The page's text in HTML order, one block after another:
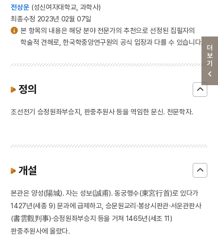
더보기
전상운 (성신여자대학교, 과학사)
최종수정 2023년 02월 07일
본 항목의 내용은 해당 분야 전문가의 추천으로 선정된 집필자의
학술적 견해로, 한국학중앙연구원의 공식 입장과 다를 수 있습니다.
정의
조선전기 승정원좌부승지, 판중추원사 등을 역임한 문신. 천문학자.
개설
본관은 양성(陽城). 자는 성보(誠甫). 동궁행수(東宮行首)로 있다가
1427년(세종 9) 문과에 급제하고, 승문원교리·봉상시판관·서운관판사
(書雲觀判事)·승정원좌부승지 등을 거쳐 1465년(세조 11)
판중추원사에 올랐다.